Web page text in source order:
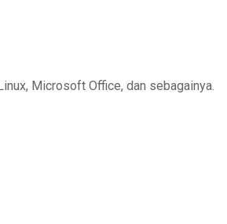
Microsoft Office, dan sebagainya.